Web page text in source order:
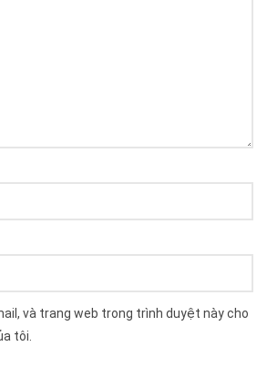
và trang web trong trình duyệt này cho
tôi.